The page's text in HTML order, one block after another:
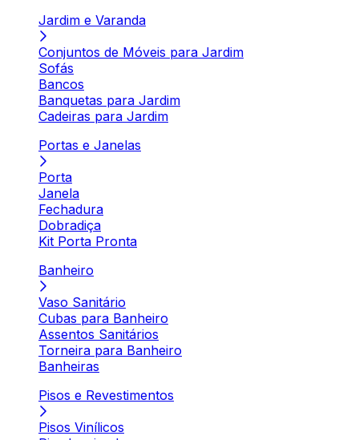
Jardim e Varanda
Conjuntos de Móveis para Jardim
Sofás
Bancos
Banquetas para Jardim
Cadeiras para Jardim
Portas e Janelas
Porta
Janela
Fechadura
Dobradiça
Kit Porta Pronta
Banheiro
Vaso Sanitário
Cubas para Banheiro
Assentos Sanitários
Torneira para Banheiro
Banheiras
Pisos e Revestimentos
Pisos Vinílicos